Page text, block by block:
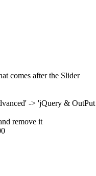
comes after the Slider
-> 'jQuery & OutPut
remove it